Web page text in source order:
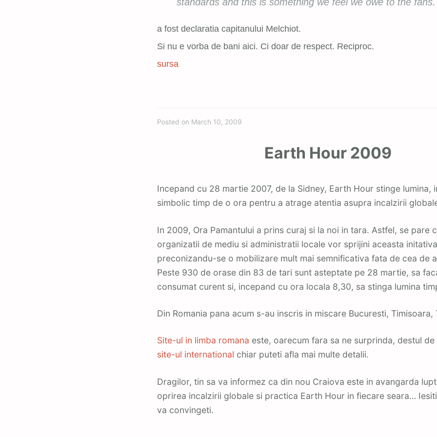
a fost declaratia capitanului Melchiot.
Si nu e vorba de bani aici. Ci doar de respect. Reciproc.
sursa
Posted on March 10, 2009
Earth Hour 2009
Incepand cu 28 martie 2007, de la Sidney, Earth Hour stinge lumina, intr-un gest
simbolic timp de o ora pentru a atrage atentia asupra incalzirii
In 2009, Ora Pamantului a prins curaj si la noi in tara. Astfel, se pare
organizatii de mediu si administratii locale vor sprijini aceasta
preconizandu-se o mobilizare mult mai semnificativa fata de cea de
Peste 930 de orase din 83 de tari sunt asteptate pe 28 martie, sa
consumat curent si, incepand cu ora locala 8,30, sa stinga lumina
Din Romania pana acum s-au inscris in miscare Bucuresti, Timisoara,
Site-ul in limba romana este, oarecum fara sa ne surprinda, destul
site-ul international chiar puteti afla mai multe detalii.
Dragilor, tin sa va informez ca din nou Craiova este in avangarda
oprirea incalzirii globale si practica Earth Hour in fiecare seara…
va convingeti.